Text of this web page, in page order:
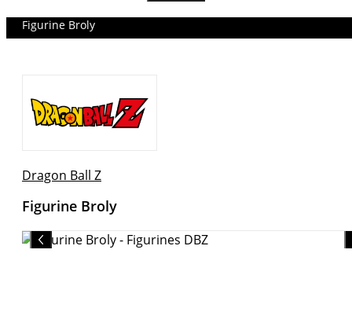
Figurine Broly
Dragon Ball Z
Figurine Broly